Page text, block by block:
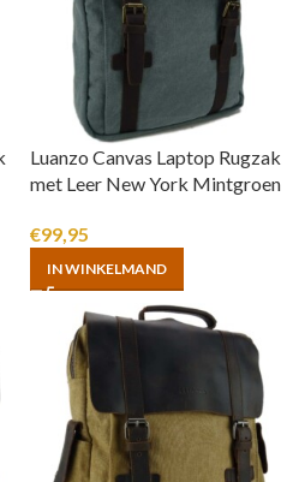
Luanzo Canvas Laptop Rugzak
met Leer New York Mintgroen
€99,95
IN WINKELMAND